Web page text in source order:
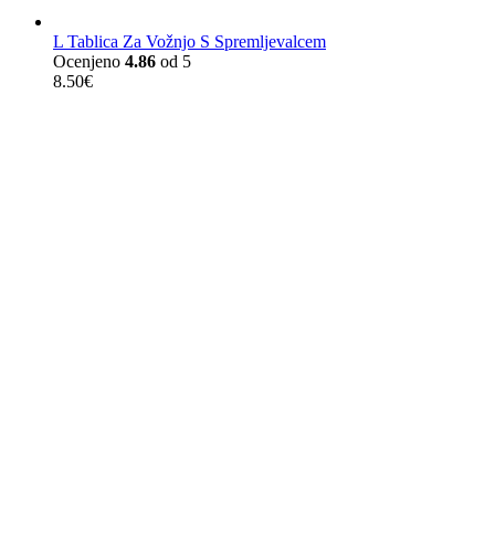
L Tablica Za Vožnjo S Spremljevalcem
Ocenjeno 4.86 od 5
8.50€